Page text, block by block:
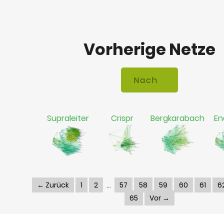
Vorherige Netze
Supraleiter Crispr Bergkarabach
← Zurück 1 2 57 58 59 60 61
65
Vor →